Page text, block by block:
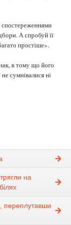
спостереженнями
А спробуй її
простіше».
в тому що його
сумнівалися ні
на
переплутавши